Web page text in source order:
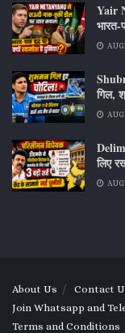
Yair
भारत-
गिल,
लिए
About Us Contact
Join Whatsapp and
Terms and Conditions